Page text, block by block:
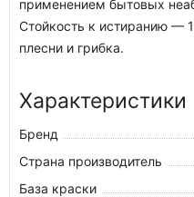
применением бытовых
Стойкость к истиранию —
плесни и грибка.
Характеристики
Бренд
Страна производитель
База краски